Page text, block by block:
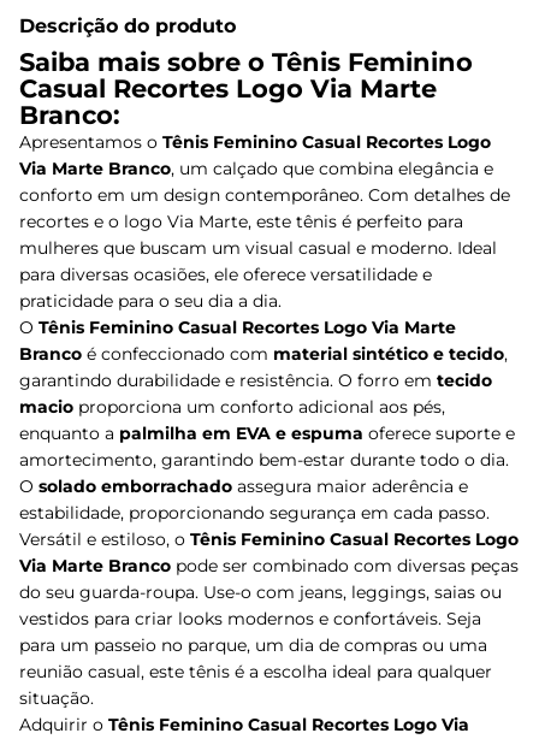
Descrição do produto
Saiba mais sobre o Tênis Feminino
Casual Recortes Logo Via Marte
Branco:
Apresentamos o Tênis Feminino Casual Recortes Logo
Via Marte Branco, um calçado que combina elegância e
conforto em um design contemporâneo. Com detalhes de
recortes e o logo Via Marte, este tênis é perfeito para
mulheres que buscam um visual casual e moderno. Ideal
para diversas ocasiões, ele oferece versatilidade e
praticidade para o seu dia a dia.
O Tênis Feminino Casual Recortes Logo Via Marte
Branco é confeccionado com material sintético e tecido,
garantindo durabilidade e resistência. O forro em tecido
macio proporciona um conforto adicional aos pés,
enquanto a palmilha em EVA e espuma oferece suporte e
amortecimento, garantindo bem-estar durante todo o dia.
O solado emborrachado assegura maior aderência e
estabilidade, proporcionando segurança em cada passo.
Versátil e estiloso, o Tênis Feminino Casual Recortes Logo
Via Marte Branco pode ser combinado com diversas peças
do seu guarda-roupa. Use-o com jeans, leggings, saias ou
vestidos para criar looks modernos e confortáveis. Seja
para um passeio no parque, um dia de compras ou uma
reunião casual, este tênis é a escolha ideal para qualquer
situação.
Adquirir o Tênis Feminino Casual Recortes Logo Via